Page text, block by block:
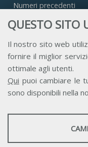
QUESTO SITO
Il nostro sito web
fornire il miglior
ottimale agli utenti.
Qui puoi cambiare le
sono disponibili nella
STATISTICHE
Numeri precedenti
Accesso Aderenti
Accesso Consulta
Accesso Team